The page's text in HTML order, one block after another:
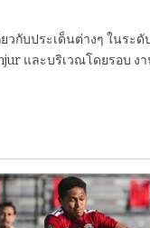
ยวกับประเด็นต่างๆ ในร
และบริเวณโดยรอบ